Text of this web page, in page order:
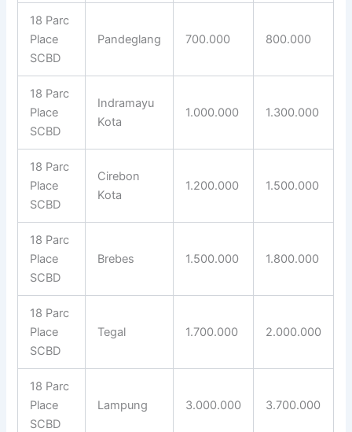
18 Parc
Place
SCBD
Pandeglang 700.000 800.000
18 Parc
Place
SCBD
Indramayu
Kota
1.000.000 1.300.000
18 Parc
Place
SCBD
Cirebon
Kota
1.200.000 1.500.000
18 Parc
Place
SCBD
Brebes 1.500.000 1.800.000
18 Parc
Place
SCBD
Tegal 1.700.000 2.000.000
18 Parc
Place
SCBD
Lampung 3.000.000 3.700.000